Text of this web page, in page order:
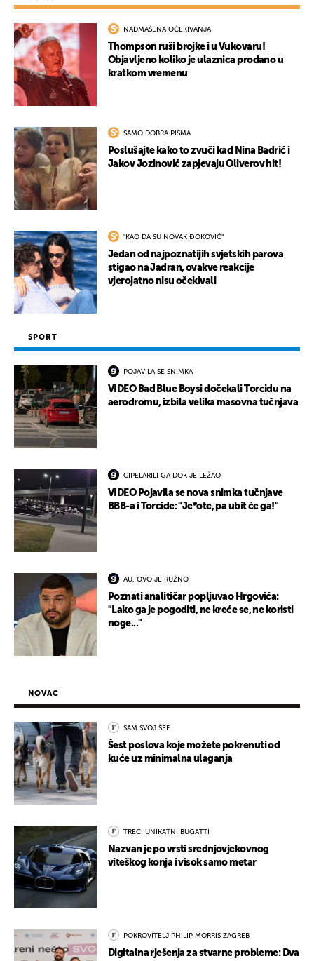
NADMAŠENA OČEKIVANJA
Thompson ruši brojke i u Vukovaru!
Objavljeno koliko je ulaznica prodano u
kratkom vremenu
SAMO DOBRA PISMA
Poslušajte kako to zvuči kad Nina Badrić i
Jakov Jozinović zapjevaju Oliverov hit!
"KAO DA SU NOVAK ĐOKOVIĆ"
Jedan od najpoznatijih svjetskih parova
stigao na Jadran, ovakve reakcije
vjerojatno nisu očekivali
SPORT
POJAVILA SE SNIMKA
VIDEO Bad Blue Boysi dočekali Torcidu na
aerodromu, izbila velika masovna tučnjava
CIPELARILI GA DOK JE LEŽAO
VIDEO Pojavila se nova snimka tučnjave
BBB-a i Torcide: "Je*ote, pa ubit će ga!"
AU, OVO JE RUŽNO
Poznati analitičar popljuvao Hrgovića:
"Lako ga je pogoditi, ne kreće se, ne koristi
noge..."
NOVAC
SAM SVOJ ŠEF
Šest poslova koje možete pokrenuti od
kuće uz minimalna ulaganja
TREĆI UNIKATNI BUGATTI
Nazvan je po vrsti srednjovjekovnog
viteškog konja i visok samo metar
POKROVITELJ PHILIP MORRIS ZAGREB
Digitalna rješenja za stvarne probleme: Dva